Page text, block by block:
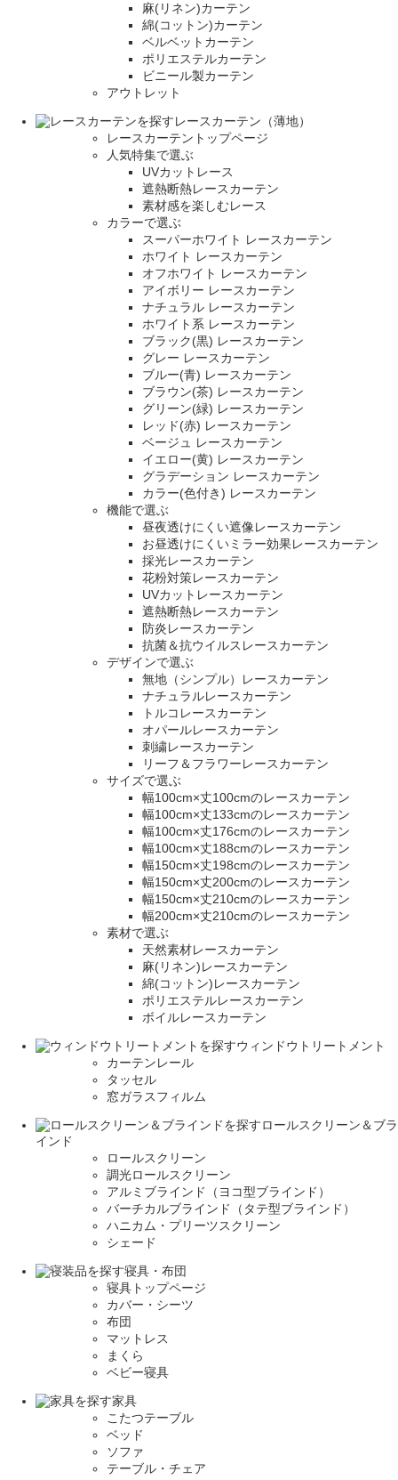
麻(リネン)カーテン
綿(コットン)カーテン
ベルベットカーテン
ポリエステルカーテン
ビニール製カーテン
アウトレット
レースカーテン（薄地）
レースカーテントップページ
人気特集で選ぶ
UVカットレース
遮熱断熱レースカーテン
素材感を楽しむレース
カラーで選ぶ
スーパーホワイト レースカーテン
ホワイト レースカーテン
オフホワイト レースカーテン
アイボリー レースカーテン
ナチュラル レースカーテン
ホワイト系 レースカーテン
ブラック(黒) レースカーテン
グレー レースカーテン
ブルー(青) レースカーテン
ブラウン(茶) レースカーテン
グリーン(緑) レースカーテン
レッド(赤) レースカーテン
ベージュ レースカーテン
イエロー(黄) レースカーテン
グラデーション レースカーテン
カラー(色付き) レースカーテン
機能で選ぶ
昼夜透けにくい遮像レースカーテン
お昼透けにくいミラー効果レースカーテン
採光レースカーテン
花粉対策レースカーテン
UVカットレースカーテン
遮熱断熱レースカーテン
防炎レースカーテン
抗菌＆抗ウイルスレースカーテン
デザインで選ぶ
無地（シンプル）レースカーテン
ナチュラルレースカーテン
トルコレースカーテン
オパールレースカーテン
刺繍レースカーテン
リーフ＆フラワーレースカーテン
サイズで選ぶ
幅100cm×丈100cmのレースカーテン
幅100cm×丈133cmのレースカーテン
幅100cm×丈176cmのレースカーテン
幅100cm×丈188cmのレースカーテン
幅150cm×丈198cmのレースカーテン
幅150cm×丈200cmのレースカーテン
幅150cm×丈210cmのレースカーテン
幅200cm×丈210cmのレースカーテン
素材で選ぶ
天然素材レースカーテン
麻(リネン)レースカーテン
綿(コットン)レースカーテン
ポリエステルレースカーテン
ボイルレースカーテン
ウィンドウトリートメント
カーテンレール
タッセル
窓ガラスフィルム
ロールスクリーン＆ブラ
インド
ロールスクリーン
調光ロールスクリーン
アルミブラインド（ヨコ型ブラインド）
バーチカルブラインド（タテ型ブラインド）
ハニカム・プリーツスクリーン
シェード
寝具・布団
寝具トップページ
カバー・シーツ
布団
マットレス
まくら
ベビー寝具
家具
こたつテーブル
ベッド
ソファ
テーブル・チェア